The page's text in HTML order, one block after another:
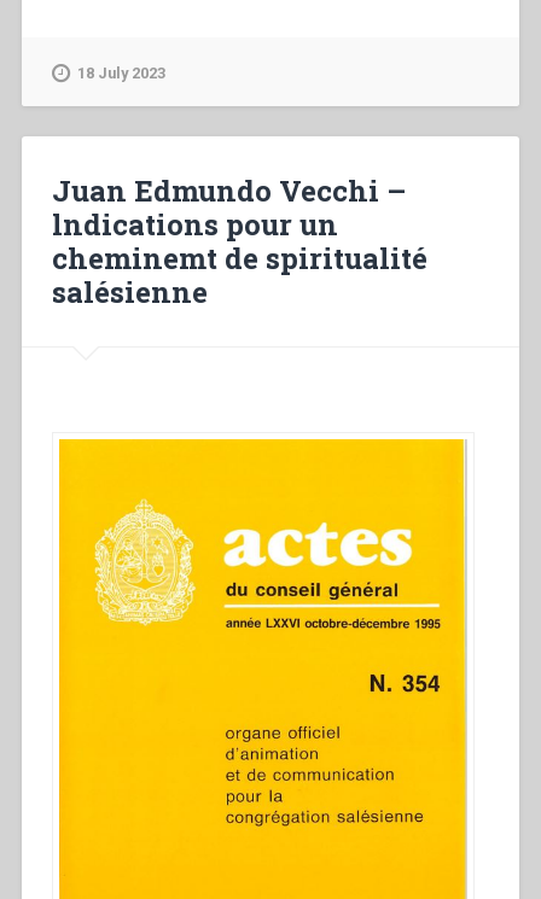
Don
Bosco””
18 July 2023
Juan Edmundo Vecchi –
lndications pour un
cheminemt de spiritualité
salésienne